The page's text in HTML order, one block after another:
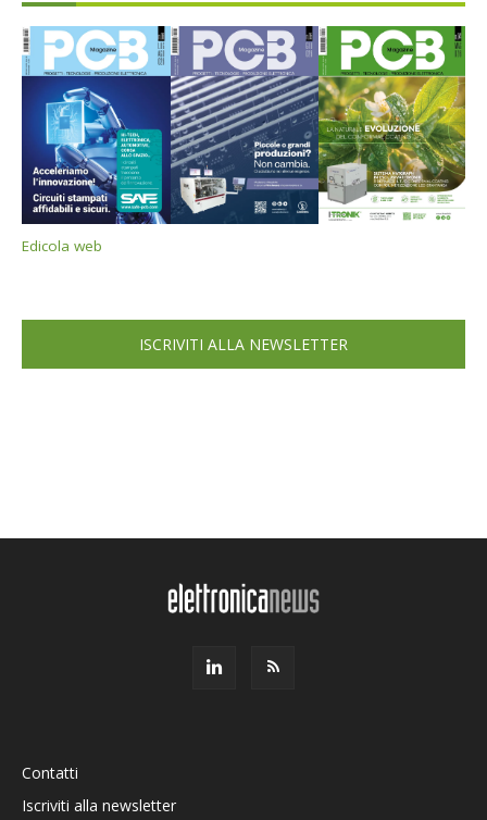
Edicola web
ISCRIVITI ALLA NEWSLETTER
Contatti
Iscriviti alla newsletter